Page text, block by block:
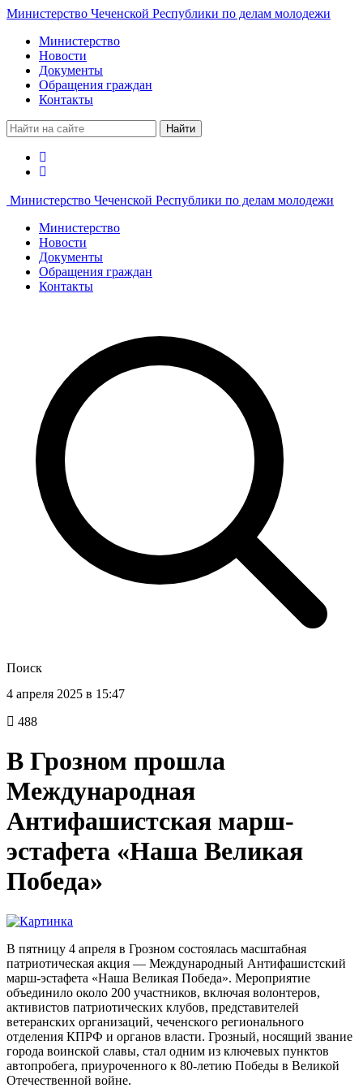
Министерство Чеченской Республики по делам молодежи
Министерство
Новости
Документы
Обращения граждан
Контакты
Найти
Министерство Чеченской Республики по делам молодежи
Министерство
Новости
Документы
Обращения граждан
Контакты
Поиск
4 апреля 2025 в 15:47
488
В Грозном прошла
Международная
Антифашистская марш-
эстафета «Наша Великая
Победа»
В пятницу 4 апреля в Грозном состоялась масштабная
патриотическая акция — Международный Антифашистский
марш-эстафета «Наша Великая Победа». Мероприятие
объединило около 200 участников, включая волонтеров,
активистов патриотических клубов, представителей
ветеранских организаций, чеченского регионального
отделения КПРФ и органов власти. Грозный, носящий звание
города воинской славы, стал одним из ключевых пунктов
автопробега, приуроченного к 80-летию Победы в Великой
Отечественной войне.